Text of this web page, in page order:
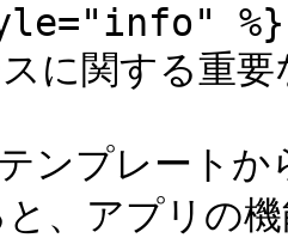
%}
に関する重
ンプレート
、アプリの機